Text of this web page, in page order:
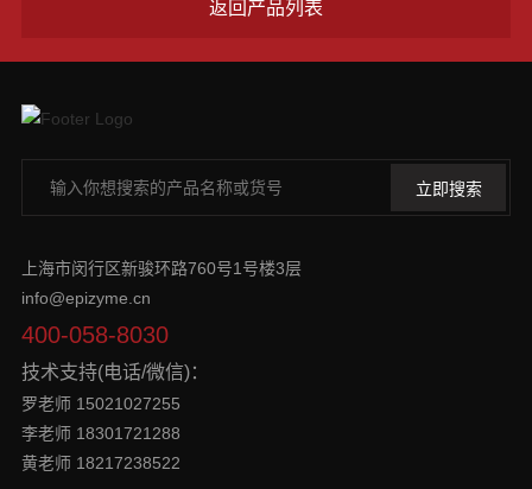
返回产品列表
上海市闵行区新骏环路760号1号楼3层
info@epizyme.cn
400-058-8030
技术支持(电话/微信)：
罗老师 15021027255
李老师 18301721288
黄老师 18217238522